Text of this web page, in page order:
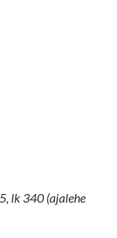
lk 340 (ajalehe